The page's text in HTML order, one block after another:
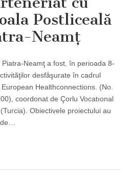
Postliceală
Neamţ
Neamţ a fost, în perioada 8-
desfăşurate în cadrul
Healthconnections. (No.
coordonat de Çorlu Vocatıonal
Obiectivele proiectului au
de…